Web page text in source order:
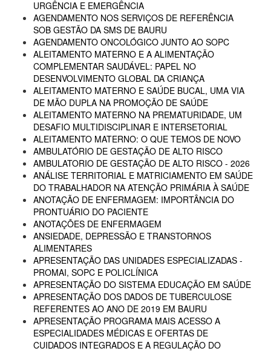
URGÊNCIA E EMERGÊNCIA
AGENDAMENTO NOS SERVIÇOS DE REFERÊNCIA
SOB GESTÃO DA SMS DE BAURU
AGENDAMENTO ONCOLÓGICO JUNTO AO SOPC
ALEITAMENTO MATERNO E A ALIMENTAÇÃO
COMPLEMENTAR SAUDÁVEL: PAPEL NO
DESENVOLVIMENTO GLOBAL DA CRIANÇA
ALEITAMENTO MATERNO E SAÚDE BUCAL, UMA VIA
DE MÃO DUPLA NA PROMOÇÃO DE SAÚDE
ALEITAMENTO MATERNO NA PREMATURIDADE, UM
DESAFIO MULTIDISCIPLINAR E INTERSETORIAL
ALEITAMENTO MATERNO: O QUE TEMOS DE NOVO
AMBULATÓRIO DE GESTAÇÃO DE ALTO RISCO
AMBULATORIO DE GESTAÇÃO DE ALTO RISCO - 2026
ANÁLISE TERRITORIAL E MATRICIAMENTO EM SAÚDE
DO TRABALHADOR NA ATENÇÃO PRIMÁRIA À SAÚDE
ANOTAÇÃO DE ENFERMAGEM: IMPORTÂNCIA DO
PRONTUÁRIO DO PACIENTE
ANOTAÇÕES DE ENFERMAGEM
ANSIEDADE, DEPRESSÃO E TRANSTORNOS
ALIMENTARES
APRESENTAÇÃO DAS UNIDADES ESPECIALIZADAS -
PROMAI, SOPC E POLICLÍNICA
APRESENTAÇÃO DO SISTEMA EDUCAÇÃO EM SAÚDE
APRESENTAÇÃO DOS DADOS DE TUBERCULOSE
REFERENTES AO ANO DE 2019 EM BAURU
APRESENTAÇÃO PROGRAMA MAIS ACESSO A
ESPECIALIDADES MÉDICAS E OFERTAS DE
CUIDADOS INTEGRADOS E A REGULAÇÃO DO